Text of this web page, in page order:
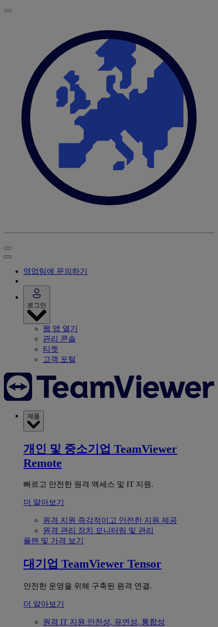
영업팀에 문의하기
로그인
웹 앱 열기
관리 콘솔
티켓
고객 포털
제품
개인 및 중소기업 TeamViewer
Remote
빠르고 안전한 원격 액세스 및 IT 지원.
더 알아보기
원격 지원 즉각적이고 안전한 지원 제공
원격 관리 장치 모니터링 및 관리
플랜 및 가격 보기
대기업 TeamViewer Tensor
안전한 운영을 위해 구축된 원격 연결.
더 알아보기
원격 IT 지원 안전성, 유연성, 통합성